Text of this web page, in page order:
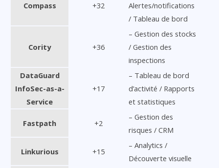
Compass +32
Alertes/notifications
/ Tableau de bord
Cority +36
– Gestion des stocks
/ Gestion des
inspections
DataGuard
InfoSec-as-a-
Service
+17
– Tableau de bord
d’activité / Rapports
et statistiques
Fastpath +2
– Gestion des
risques / CRM
Linkurious +15
– Analytics /
Découverte visuelle